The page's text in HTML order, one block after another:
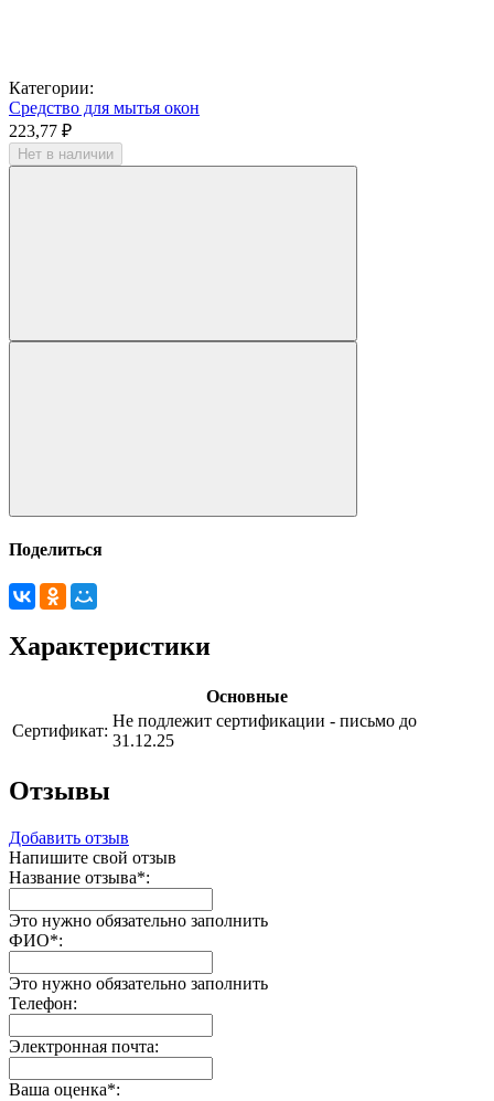
Категории:
Средство для мытья окон
223,77 ₽
Нет в наличии
Поделиться
Характеристики
Основные
Сертификат:
Не подлежит сертификации - письмо до
31.12.25
Отзывы
Добавить отзыв
Напишите свой отзыв
Название отзыва*:
Это нужно обязательно заполнить
ФИО*:
Это нужно обязательно заполнить
Телефон:
Электронная почта:
Ваша оценка*: